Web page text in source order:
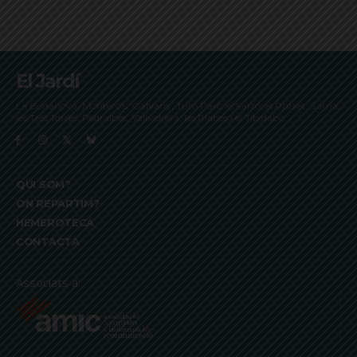
El Jardí
La Bonanova, Monterols, Galvany, Turó Parc, el Farró, el Putxet, Sarrià,
les Tres Torres, Pedralbes, Vallvidrera, les Planes i el Tibidabo
QUI SOM?
ON REPARTIM?
HEMEROTECA
CONTACTA
Associats a: